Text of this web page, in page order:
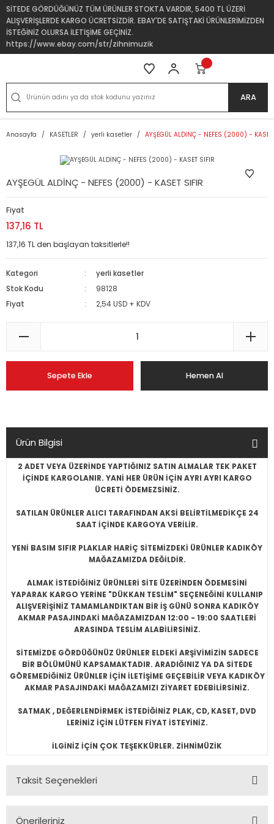
SİTEDE GÖRDÜĞÜNÜZ TÜM ÜRÜNLER STOKTA VARDIR, 5400 TL ÜZERİ
ALIŞVERİŞLERDE KARGO ÜCRETSİZDİR. EBAY'DE SATIŞTAKİ ÜRÜNLERİMİZDEN
İSTEĞİNİZ OLURSA İLETİŞİME GEÇİNİZ.
https://www.ebay.com/str/zihnimuzik
ARA
Anasayfa KASETLER yerli kasetler AYŞEGÜL ALDİNÇ - NEFES (2000) - KASET
AYŞEGÜL ALDİNÇ - NEFES (2000) - KASET SIFIR
Fiyat
137,16 TL
137,16 TL den başlayan taksitlerle!!
Kategori
yerli kasetler
Stok Kodu
98128
Fiyat
2,54 USD + KDV
Sepete Ekle Hemen Al
Ürün Bilgisi
2 ADET VEYA ÜZERİNDE YAPTIĞINIZ SATIN ALMALAR TEK PAKET
İÇİNDE KARGOLANIR. YANİ HER ÜRÜN İÇİN AYRI AYRI KARGO
ÜCRETİ ÖDEMEZSİNİZ.
SATILAN ÜRÜNLER ALICI TARAFINDAN AKSİ BELİRTİLMEDİKÇE 24
SAAT İÇİNDE KARGOYA VERİLİR.
YENİ BASIM SIFIR PLAKLAR HARİÇ SİTEMİZDEKİ ÜRÜNLER KADIKÖY
MAĞAZAMIZDA DEĞİLDİR.
ALMAK İSTEDİĞİNİZ ÜRÜNLERİ SİTE ÜZERİNDEN ÖDEMESİNİ
YAPARAK KARGO YERİNE "DÜKKAN TESLİM" SEÇENEĞİNİ KULLANIP
ALIŞVERİŞİNİZ TAMAMLANDIKTAN BİR İŞ GÜNÜ SONRA KADIKÖY
AKMAR PASAJINDAKİ MAĞAZAMIZDAN 12:00 - 19:00 SAATLERİ
ARASINDA TESLİM ALABİLİRSİNİZ.
SİTEMİZDE GÖRDÜĞÜNÜZ ÜRÜNLER ELDEKİ ARŞİVİMİZİN SADECE
BİR BÖLÜMÜNÜ KAPSAMAKTADIR. ARADIĞINIZ YA DA SİTEDE
GÖREMEDİĞİNİZ ÜRÜNLER İÇİN İLETİŞİME GEÇEBİLİR VEYA KADIKÖY
AKMAR PASAJINDAKİ MAĞAZAMIZI ZİYARET EDEBİLİRSİNİZ.
SATMAK , DEĞERLENDİRMEK İSTEDİĞİNİZ PLAK, CD, KASET, DVD
LERİNİZ İÇİN LÜTFEN FİYAT İSTEYİNİZ.
İLGİNİZ İÇİN ÇOK TEŞEKKÜRLER. ZİHNİMÜZİK
Taksit Seçenekleri
Önerileriniz